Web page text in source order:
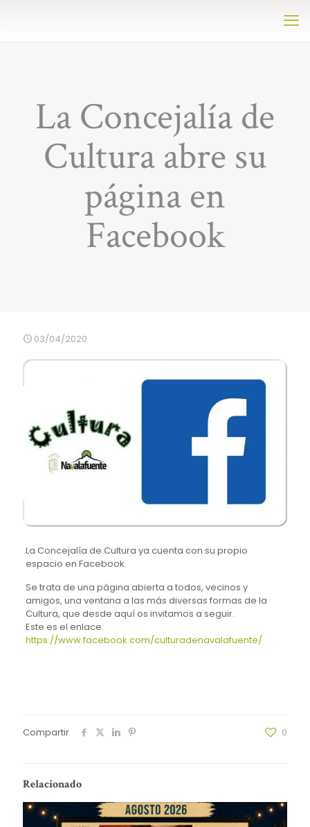
La Concejalía de
Cultura abre su
página en
Facebook
03/04/2020
La Concejalía de Cultura ya cuenta con su propio
espacio en Facebook.
Se trata de una página abierta a todos, vecinos y
amigos, una ventana a las más diversas formas de la
Cultura, que desde aquí os invitamos a seguir.
Este es el enlace:
https://www.facebook.com/culturadenavalafuente/
Compartir 0
Relacionado